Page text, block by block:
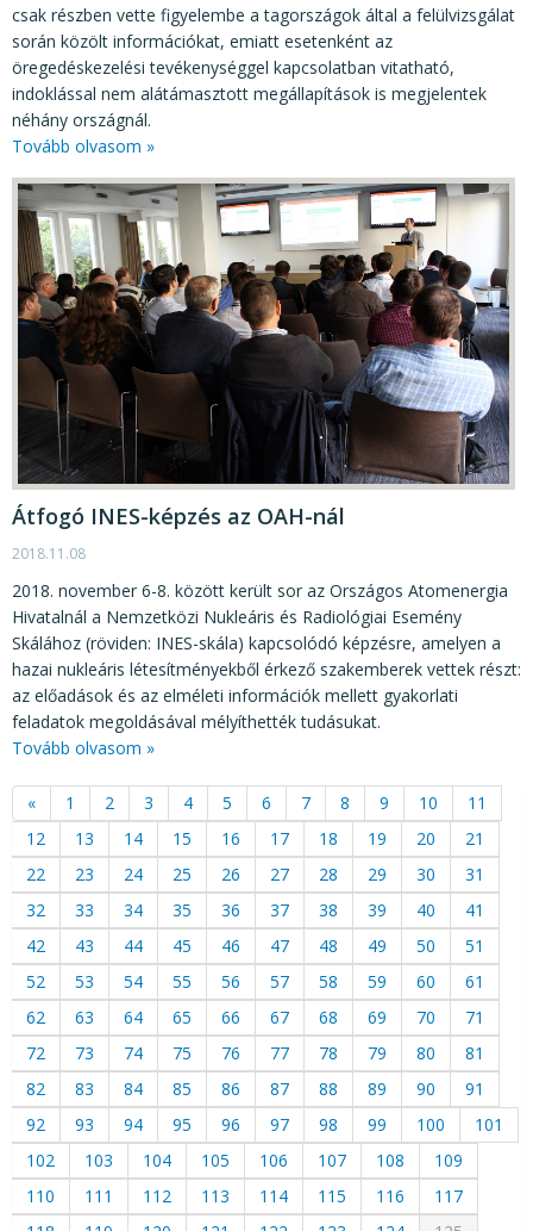
csak részben vette figyelembe a tagországok által a felülvizsgálat
során közölt információkat, emiatt esetenként az
öregedéskezelési tevékenységgel kapcsolatban vitatható,
indoklással nem alátámasztott megállapítások is megjelentek
néhány országnál.
Tovább olvasom »
Átfogó INES-képzés az OAH-nál
2018.11.08
2018. november 6-8. között került sor az Országos Atomenergia
Hivatalnál a Nemzetközi Nukleáris és Radiológiai Esemény
Skálához (röviden: INES-skála) kapcsolódó képzésre, amelyen a
hazai nukleáris létesítményekből érkező szakemberek vettek részt:
az előadások és az elméleti információk mellett gyakorlati
feladatok megoldásával mélyíthették tudásukat.
Tovább olvasom »
« 1 2 3 4 5 6 7 8 9 10
11
12
13 14 15 16 17 18 19 20
21
22
23 24 25 26 27 28 29 30
31
32
33 34 35 36 37 38 39 40
41
42
43 44 45 46 47 48 49 50
51
52
53 54 55 56 57 58 59 60
61
62
63 64 65 66 67 68 69 70
71
72
73 74 75 76 77 78 79 80
81
82
83 84 85 86 87 88 89 90
91
92
93 94 95 96 97 98 99 100
101
102
103 104 105 106 107 108
109
110
111 112 113 114 115 116
117